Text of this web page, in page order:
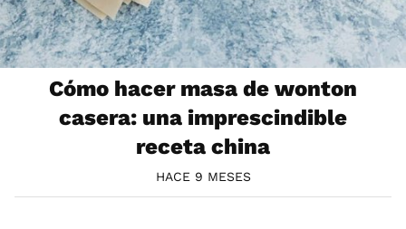
Cómo hacer masa de wonton
casera: una imprescindible
receta china
HACE 9 MESES